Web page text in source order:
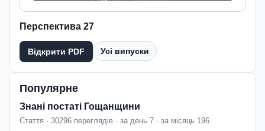
Перспектива 27
Відкрити PDF Усі випуски
Популярне
Знані постаті Гощанщини
Стаття · 30296 переглядів · за день 7 · за місяць 196